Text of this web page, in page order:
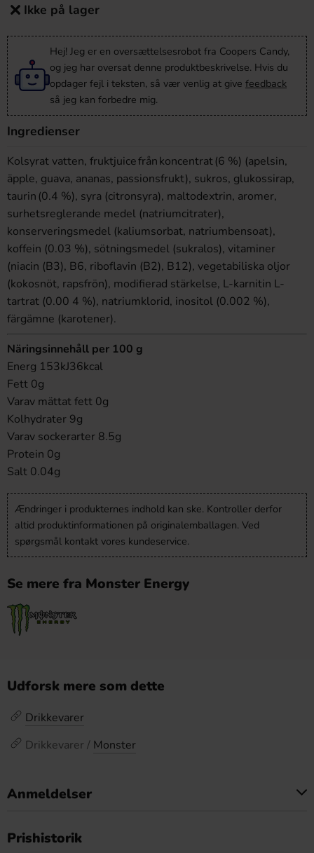
Ikke på lager
Hej! Jeg er en oversættelsesrobot fra Coopers Candy,
og jeg har oversat denne produktbeskrivelse. Hvis du
opdager fejl i teksten, så vær venlig at give feedback
så jeg kan forbedre mig.
Ingredienser
Kolsyrat vatten, fruktjuice från koncentrat (6 %) (apelsin,
äpple, guava, ananas, passionsfrukt), sukros, glukossirap,
taurin (0.4 %), syra (citronsyra), maltodextrin, aromer,
surhetsreglerande medel (natriumcitrater),
konserveringsmedel (kaliumsorbat, natriumbensoat),
koffein (0.03 %), sötningsmedel (sukralos), vitaminer
(niacin (B3), B6, riboflavin (B2), B12), vegetabiliska oljor
(kokosnöt, rapsfrön), modifierad stärkelse, L-karnitin L-
tartrat (0.00 4 %), natriumklorid, inositol (0.002 %),
färgämne (karotener).
Näringsinnehåll per 100 g
Energ 153kJ36kcal
Fett 0g
Varav mättat fett 0g
Kolhydrater 9g
Varav sockerarter 8.5g
Protein 0g
Salt 0.04g
Ændringer i produkternes indhold kan ske. Kontroller derfor
altid produktinformationen på originalemballagen. Ved
spørgsmål kontakt vores kundeservice.
Se mere fra Monster Energy
Udforsk mere som dette
Drikkevarer
Drikkevarer / Monster
Anmeldelser
Prishistorik